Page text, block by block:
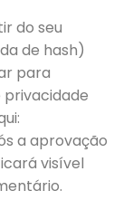
do seu
de hash)
para
privacidade
a aprovação
visível